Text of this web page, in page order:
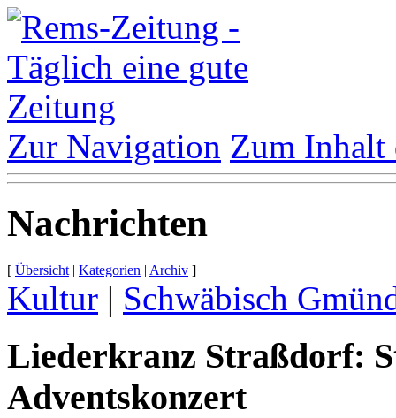
Zur Navigation Zum Inhalt
Nachrichten
[ Übersicht | Kategorien | Archiv ]
Kultur | Schwäbisch
Liederkranz Straßdorf:
Adventskonzert